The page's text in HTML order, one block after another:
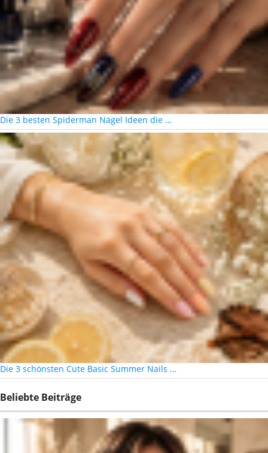
Die 3 besten Spiderman Nägel Ideen die …
Die 3 schönsten Cute Basic Summer Nails …
Beliebte Beiträge